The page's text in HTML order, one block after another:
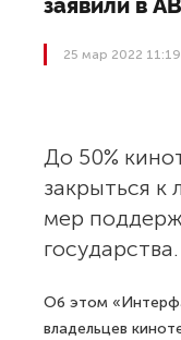
заявили в
25 мар 2022 11:19
До 50%
закрыться к
мер
государства.
Об этом
владельцев